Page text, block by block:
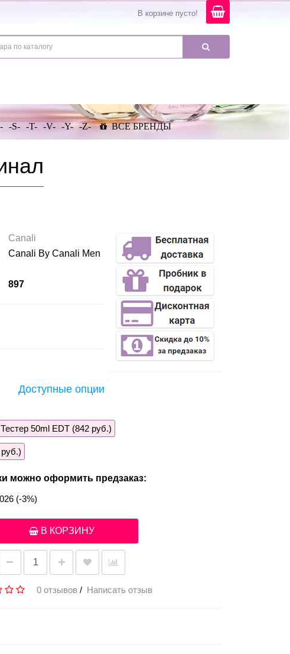
В корзине пусто!
-S- -T- -V- -Y- -Z- ВСЕ БРЕНДЫ
Canali
Canali By Canali Men
897
Доступные опции
Тестер 50ml EDT (842 руб.)
можно оформить предзаказ:
(-3%)
В КОРЗИНУ
0 отзывов/ Написать отзыв